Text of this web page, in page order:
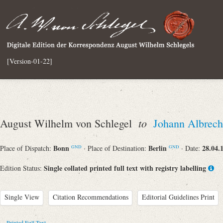
[Version-01-22]
August Wilhelm von Schlegel to Johann
Place of Dispatch: Bonn GND · Place of Destination: Berlin GND · Date:
Edition Status: Single collated printed full text with registry labelling
Single View Citation Recommendations Editorial Guidelines Print